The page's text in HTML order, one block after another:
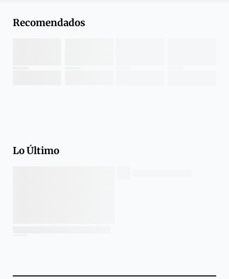
Recomendados
Lo Último